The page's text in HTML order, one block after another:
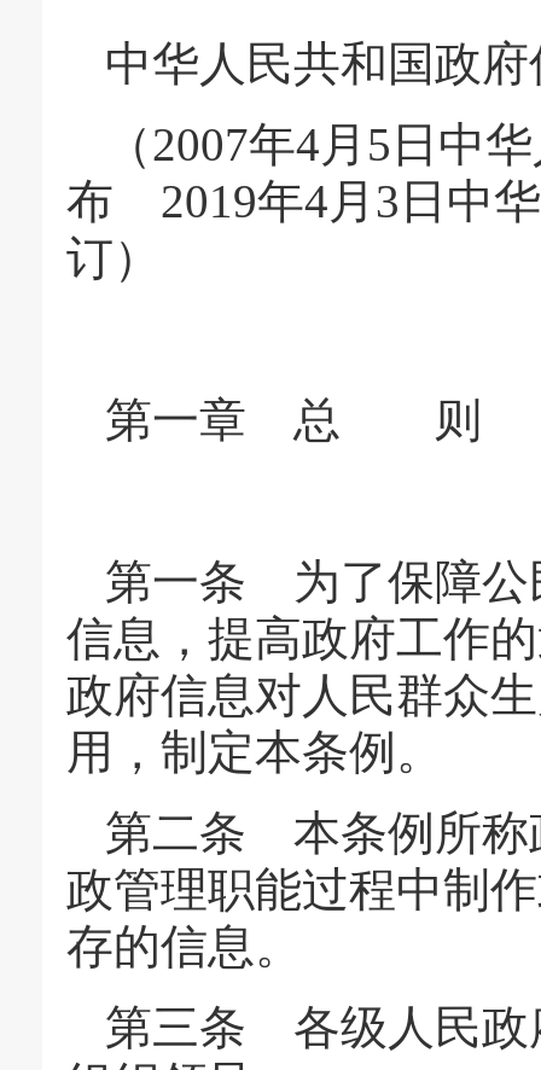
中华人民共和国政
（2007年4月5日中
布 2019年4月3日中
订）
第一章 总 则
第一条 为了保障公
信息，提高政府工作
政府信息对人民群众
用，制定本条例。
第二条 本条例所称
政管理职能过程中制
存的信息。
第三条 各级人民政